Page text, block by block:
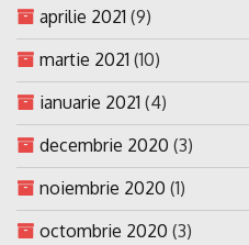
aprilie 2021 (9)
martie 2021 (10)
ianuarie 2021 (4)
decembrie 2020 (3)
noiembrie 2020 (1)
octombrie 2020 (3)